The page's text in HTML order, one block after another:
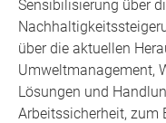
Sensibilisierung über
über die aktuellen
Umweltmanagement,
Lösungen und
Arbeitssicherheit, zum